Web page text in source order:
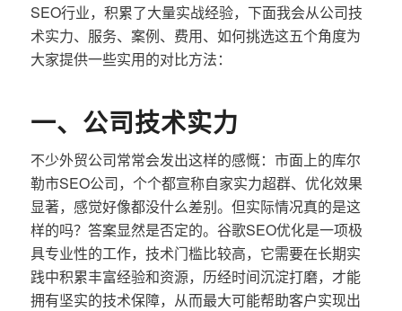
SEO行业，积累了大量实战经验，下面我会从公司技
术实力、服务、案例、费用、如何挑选这五个角度为
大家提供一些实用的对比方法：
一、公司技术实力
不少外贸公司常常会发出这样的感慨：市面上的库尔
勒市SEO公司，个个都宣称自家实力超群、优化效果
显著，感觉好像都没什么差别。但实际情况真的是这
样的吗？答案显然是否定的。谷歌SEO优化是一项极
具专业性的工作，技术门槛比较高，它需要在长期实
践中积累丰富经验和资源，历经时间沉淀打磨，才能
拥有坚实的技术保障，从而最大可能帮助客户实现出